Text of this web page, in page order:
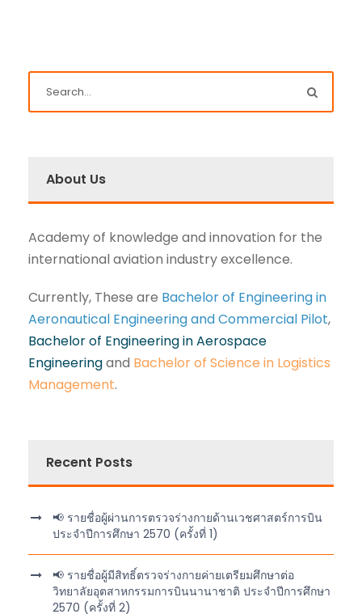
About Us
Academy of knowledge and innovation for the
international aviation industry excellence.
Currently, These are Bachelor of Engineering in
Aeronautical Engineering and Commercial Pilot,
Bachelor of Engineering in Aerospace
Engineeringand Bachelor of Science in Logistics
Management.
Recent Posts
📢 รายชื่อผู้ผ่านการตรวจร่างกายด้านเวชศาสตร์การบิน
ประจำปีการศึกษา 2570 (ครั้งที่ 1)
📢 รายชื่อผู้มีสิทธิ์ตรวจร่างกายค่ายเตรียมศึกษาต่อ
วิทยาลัยอุตสาหกรรมการบินนานาชาติ ประจำปีการศึกษา
2570 (ครั้งที่ 2)